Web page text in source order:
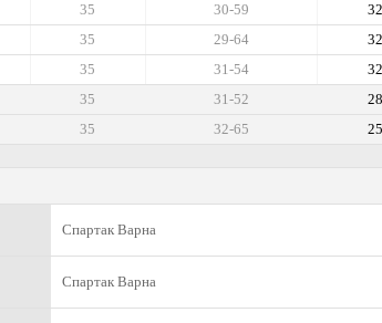
32
30-59
35
32
29-64
35
32
31-54
35
28
31-52
35
25
32-65
35
Спартак Варна
Спартак Варна